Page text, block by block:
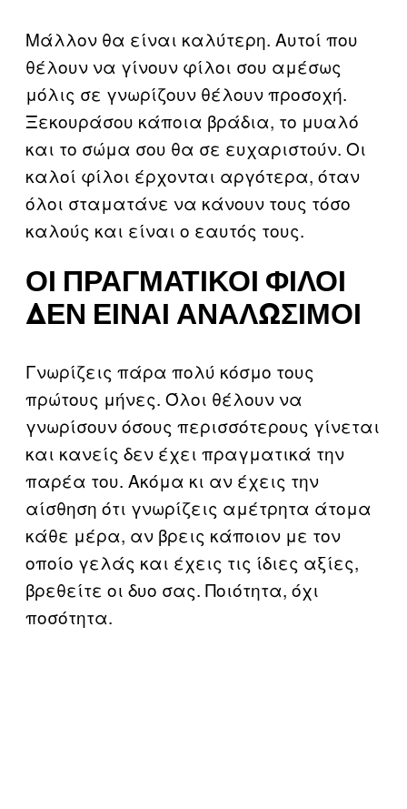
Μάλλον θα είναι καλύτερη. Αυτοί που
θέλουν να γίνουν φίλοι σου αμέσως
μόλις σε γνωρίζουν θέλουν προσοχή.
Ξεκουράσου κάποια βράδια, το μυαλό
και το σώμα σου θα σε ευχαριστούν. Οι
καλοί φίλοι έρχονται αργότερα, όταν
όλοι σταματάνε να κάνουν τους τόσο
καλούς και είναι ο εαυτός τους.
ΟΙ ΠΡΑΓΜΑΤΙΚΟΊ ΦΊΛΟΙ
ΔΕΝ ΕΊΝΑΙ ΑΝΑΛΏΣΙΜΟΙ
Γνωρίζεις πάρα πολύ κόσμο τους
πρώτους μήνες. Όλοι θέλουν να
γνωρίσουν όσους περισσότερους γίνεται
και κανείς δεν έχει πραγματικά την
παρέα του. Ακόμα κι αν έχεις την
αίσθηση ότι γνωρίζεις αμέτρητα άτομα
κάθε μέρα, αν βρεις κάποιον με τον
οποίο γελάς και έχεις τις ίδιες αξίες,
βρεθείτε οι δυο σας. Ποιότητα, όχι
ποσότητα.